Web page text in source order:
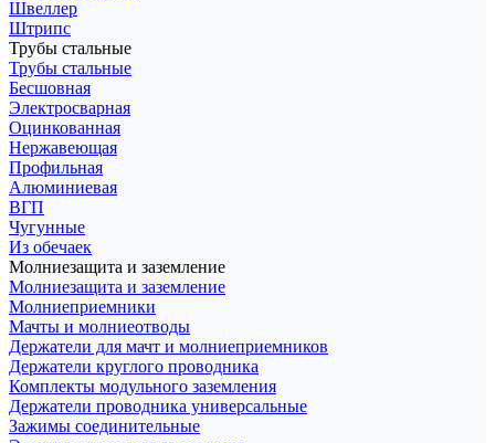
Швеллер
Штрипс
Трубы стальные
Трубы стальные
Бесшовная
Электросварная
Оцинкованная
Нержавеющая
Профильная
Алюминиевая
ВГП
Чугунные
Из обечаек
Молниезащита и заземление
Молниезащита и заземление
Молниеприемники
Мачты и молниеотводы
Держатели для мачт и молниеприемников
Держатели круглого проводника
Комплекты модульного заземления
Держатели проводника универсальные
Зажимы соединительные